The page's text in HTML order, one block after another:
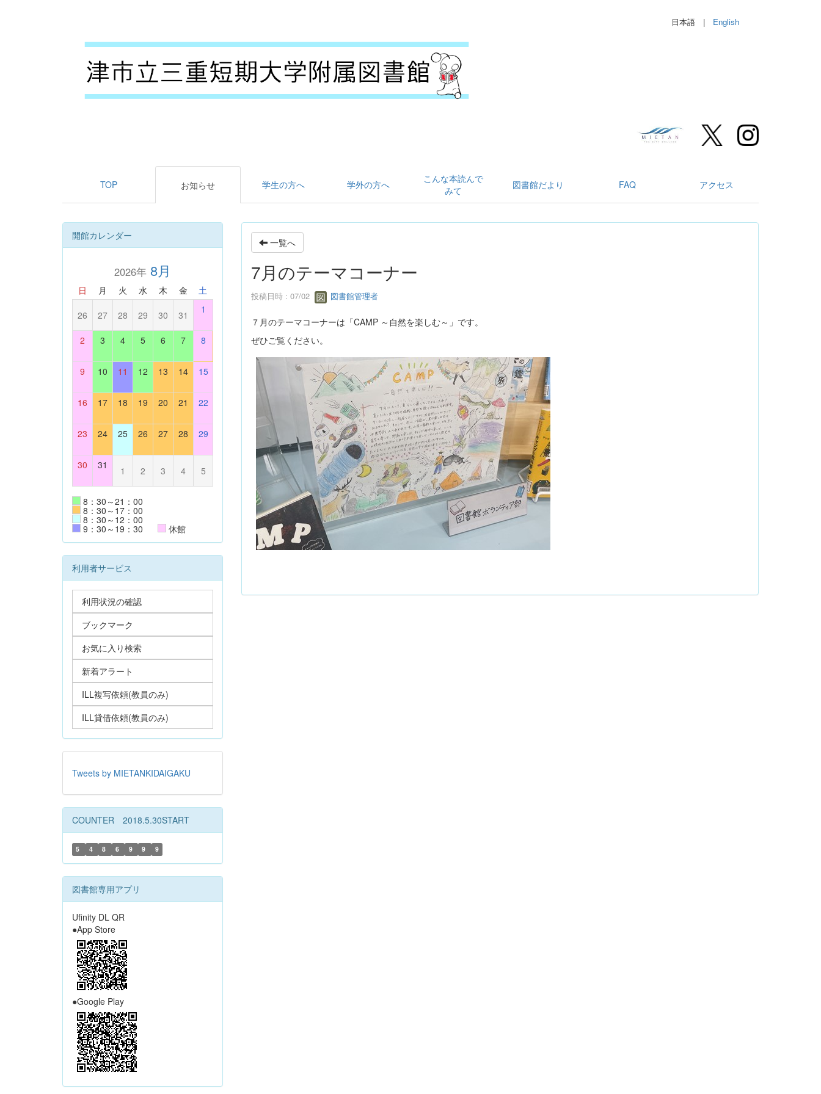
日本語 | English
TOP お知らせ 学生の方へ 学外の方へ
こんな本読んで
みて
図書館だより FAQ アクセス
一覧へ
7月のテーマコーナー
投稿日時 : 07/02 図書館管理者
７月のテーマコーナーは「CAMP ～自然を楽しむ～」です。
ぜひご覧ください。
開館カレンダー
2026年8月
日 月 火 水 木 金 土
26 27 28 29 30 31 1
2 3 4 5 6 7 8
9 10 11 12 13 14 15
16 17 18 19 20 21 22
23 24 25 26 27 28 29
30 31 1 2 3 4 5
8：30～21：00
8：30～17：00
8：30～12：00
9：30～19：30 休館
利用者サービス
利用状況の確認
ブックマーク
お気に入り検索
新着アラート
ILL複写依頼(教員のみ)
ILL貸借依頼(教員のみ)
Tweets by MIETANKIDAIGAKU
COUNTER 2018.5.30START
5 4 8 6 9 9 9
図書館専用アプリ
Ufinity DL QR
●App Store
●Google Play